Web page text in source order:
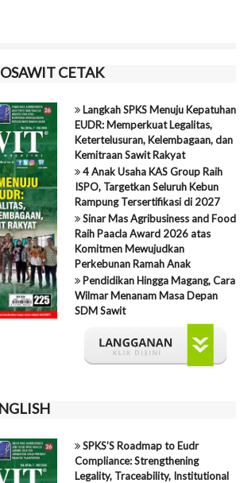
CETAK
Langkah SPKS Menuju Kepatuhan
EUDR: Memperkuat Legalitas,
Ketertelusuran, Kelembagaan, dan
Kemitraan Sawit Rakyat
4 Anak Usaha KAS Group Raih
ISPO, Targetkan Seluruh Kebun
Rampung Tersertifikasi di 2027
Sinar Mas Agribusiness and Food
Raih Paacla Award 2026 atas
Komitmen Mewujudkan
Perkebunan Ramah Anak
Pendidikan Hingga Magang, Cara
Wilmar Menanam Masa Depan
SDM Sawit
SPKS’S Roadmap to Eudr
Compliance: Strengthening
Legality, Traceability, Institutional